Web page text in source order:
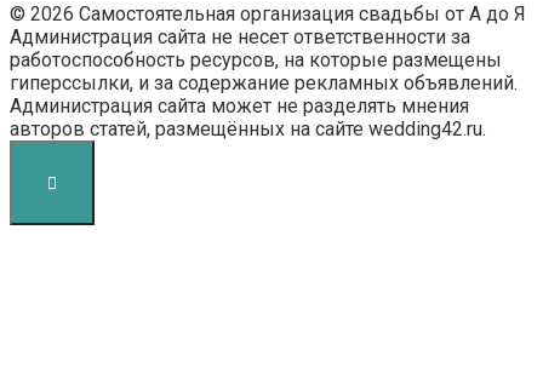
© 2026 Самостоятельная организация свадьбы от А до Я
Администрация сайта не несет ответственности за
работоспособность ресурсов, на которые размещены
гиперссылки, и за содержание рекламных объявлений.
Администрация сайта может не разделять мнения
авторов статей, размещённых на сайте wedding42.ru.